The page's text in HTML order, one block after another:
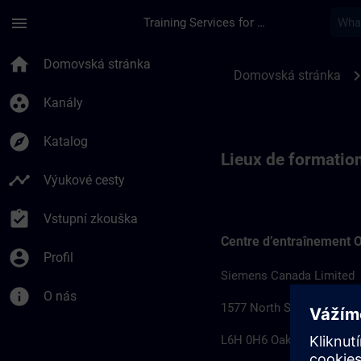
menu Training Services for Digital Industries
home Domovská stránka
group_work Kanály
explore Katalog
timeline Výukové cesty
assignment_turned_in Vstupní zkouška
account_circle Profil
info O nás
Domovská stránka chevron_right
Lieux de
Centre d’entraînement
Siemens Canada Limited
1577 North Service Road
L6H 0H6 Oakville